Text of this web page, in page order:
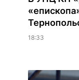
18:33